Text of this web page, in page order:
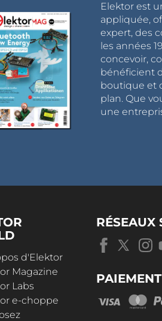
Elektor est
appliquée,
expert, des
les années
concevoir,
bénéficient
boutique et
plan. Que
une
d'Elektor
Magazine
Labs
e-choppe
RÉSEAUX